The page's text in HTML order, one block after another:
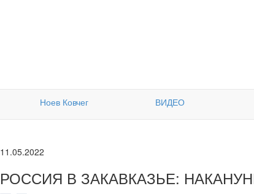
Ноев Ковчег ВИДЕО
11.05.2022
РОССИЯ В ЗАКАВКАЗЬЕ: